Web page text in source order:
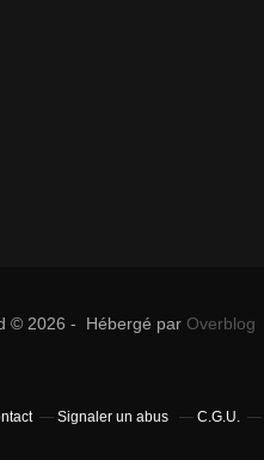
© 2026 - Hébergé par Overblog
Signaler un abus C.G.U.